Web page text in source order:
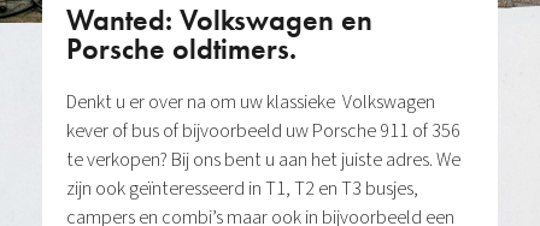
Wanted: Volkswagen en
Porsche oldtimers.
Denkt u er over na om uw klassieke Volkswagen
kever of bus of bijvoorbeeld uw Porsche 911 of 356
te verkopen? Bij ons bent u aan het juiste adres. We
zijn ook geïnteresseerd in T1, T2 en T3 busjes,
campers en combi’s maar ook in bijvoorbeeld een